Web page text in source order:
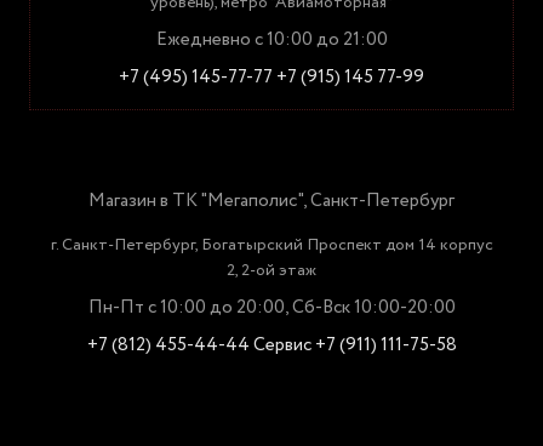
Ежедневно с 10:00 до 21:00
+7 (495) 145-77-77 +7 (915) 145 77-99
Магазин в ТК "Мегаполис", Санкт-Петербург
г. Санкт-Петербург, Богатырский Проспект дом 14 корпус
2, 2-ой этаж
Пн-Пт с 10:00 до 20:00, Сб-Вск 10:00-20:00
+7 (812) 455-44-44Сервис +7 (911) 111-75-58